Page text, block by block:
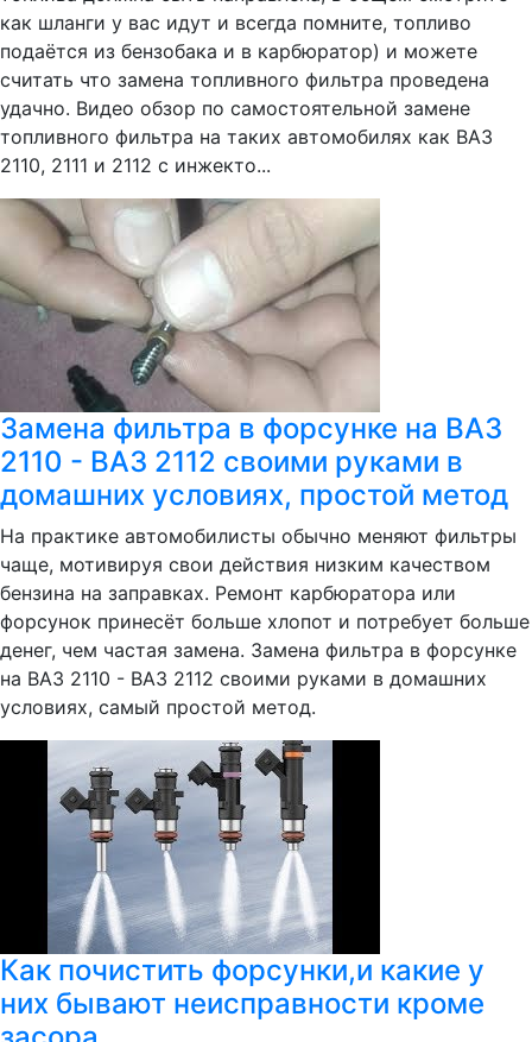
как шланги у вас идут и всегда помните, топливо
подаётся из бензобака и в карбюратор) и можете
считать что замена топливного фильтра проведена
удачно. Видео обзор по самостоятельной замене
топливного фильтра на таких автомобилях как ВАЗ
2110, 2111 и 2112 с инжекто...
Замена фильтра в форсунке на ВАЗ
2110 - ВАЗ 2112 своими руками в
домашних условиях, простой метод
На практике автомобилисты обычно меняют фильтры
чаще, мотивируя свои действия низким качеством
бензина на заправках. Ремонт карбюратора или
форсунок принесёт больше хлопот и потребует больше
денег, чем частая замена. Замена фильтра в форсунке
на ВАЗ 2110 - ВАЗ 2112 своими руками в домашних
условиях, самый простой метод.
Как почистить форсунки,и какие у
них бывают неисправности кроме